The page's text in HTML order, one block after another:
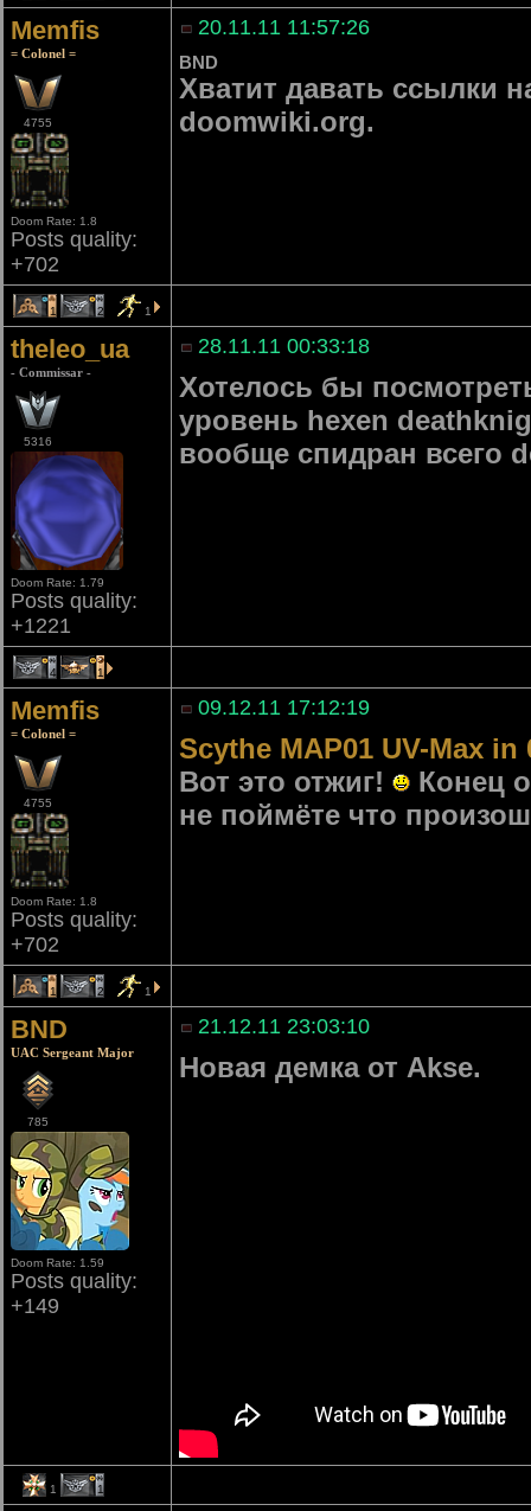
Memfis
= Colonel =
4755
Doom Rate: 1.8
Posts quality:
+702
20.11.11 11:57:26
BND
Хватит давать ссылки
doomwiki.org.
1 2 1
theleo_ua
- Commissar -
5316
Doom Rate: 1.79
Posts quality:
+1221
28.11.11 00:33:18
Хотелось бы
уровень hexen
вообще спидран всего
4 1
Memfis
= Colonel =
4755
Doom Rate: 1.8
Posts quality:
+702
09.12.11 17:12:19
Scythe MAP01 UV-Max
Вот это отжиг!
Конец
не поймёте что
1 2 1
BND
UAC Sergeant Major
785
Doom Rate: 1.59
Posts quality:
+149
21.12.11 23:03:10
Новая демка от Akse.
1 1